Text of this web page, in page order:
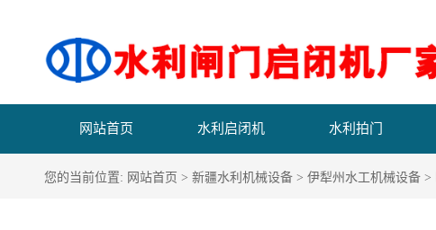
网站首页 水利启闭机 水利拍门
您的当前位置: 网站首页 > 新疆水利机械设备> 伊犁州水工机械设备>